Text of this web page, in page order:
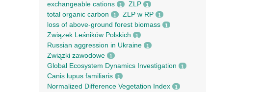
exchangeable cations 1 ZLP 1
total organic carbon 1 ZLP w RP 1
loss of above-ground forest biomass 1
Związek Leśników Polskich 1
Russian aggression in Ukraine 1
Związki zawodowe 1
Global Ecosystem Dynamics Investigation 1
Canis lupus familiaris 1
Normalized Difference Vegetation Index 1